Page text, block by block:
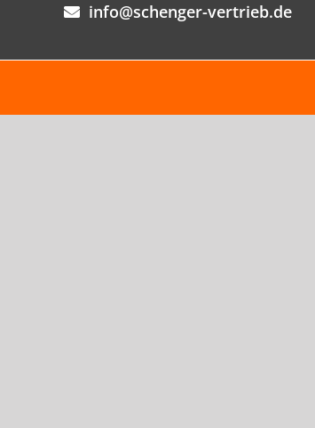
info@schenger-vertrieb.de